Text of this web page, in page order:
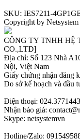
SKU: IES7211-
Copyright by
CÔNG TY TNHH HỆ
CO.,LTD]
Địa chỉ: Số 123 Nhà
Nội, Việt Nam
Giấy chứng nhận đăng
Do sở kế hoạch và đầu
Điện thoại:
Nhận báo giá:
Skype: netsystemvn
Hotline/Zalo: